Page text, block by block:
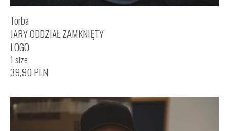
Torba
JARY ODDZIAŁ ZAMKNIĘTY
LOGO
1 size
39,90 PLN